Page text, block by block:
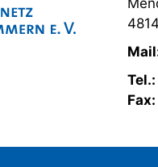
Tel.:
Fax: